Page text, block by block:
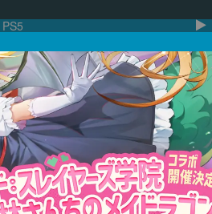
PS5